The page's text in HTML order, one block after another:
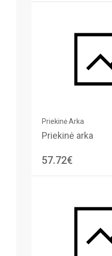
Priekinė Arka
Priekinė arka
57.72€